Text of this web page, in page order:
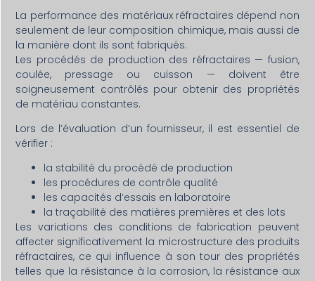
La performance des matériaux réfractaires dépend non
seulement de leur composition chimique, mais aussi de
la manière dont ils sont fabriqués.
Les procédés de production des réfractaires — fusion,
coulée, pressage ou cuisson — doivent être
soigneusement contrôlés pour obtenir des propriétés
de matériau constantes.
Lors de l’évaluation d’un fournisseur, il est essentiel de
vérifier :
la stabilité du procédé de production
les procédures de contrôle qualité
les capacités d’essais en laboratoire
la traçabilité des matières premières et des lots
Les variations des conditions de fabrication peuvent
affecter significativement la microstructure des produits
réfractaires, ce qui influence à son tour des propriétés
telles que la résistance à la corrosion, la résistance aux